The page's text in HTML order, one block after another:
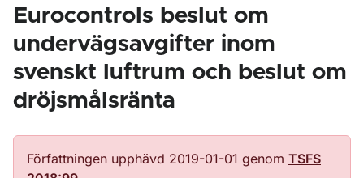
Eurocontrols beslut om
undervägsavgifter inom
svenskt luftrum och beslut om
dröjsmålsränta
Författningen upphävd 2019-01-01 genom TSFS